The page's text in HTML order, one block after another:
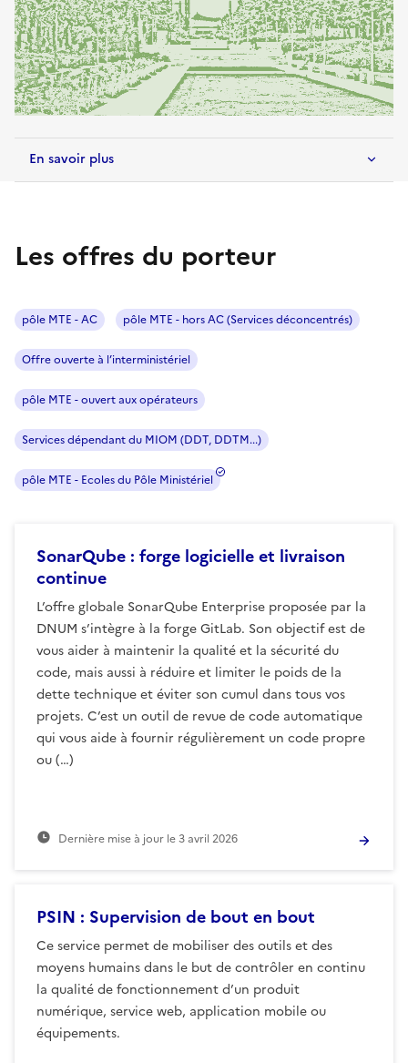
En savoir plus
Les offres du porteur
pôle MTE - AC pôle MTE - hors AC (Services déconcentrés)
Offre ouverte à l’interministériel
pôle MTE - ouvert aux opérateurs
Services dépendant du MIOM (DDT, DDTM...)
pôle MTE - Ecoles du Pôle Ministériel
SonarQube : forge logicielle et livraison
continue
L’offre globale SonarQube Enterprise proposée par la
DNUM s’intègre à la forge GitLab. Son objectif est de
vous aider à maintenir la qualité et la sécurité du
code, mais aussi à réduire et limiter le poids de la
dette technique et éviter son cumul dans tous vos
projets. C’est un outil de revue de code automatique
qui vous aide à fournir régulièrement un code propre
ou (…)
Dernière mise à jour le3 avril 2026
PSIN : Supervision de bout en bout
Ce service permet de mobiliser des outils et des
moyens humains dans le but de contrôler en continu
la qualité de fonctionnement d’un produit
numérique, service web, application mobile ou
équipements.